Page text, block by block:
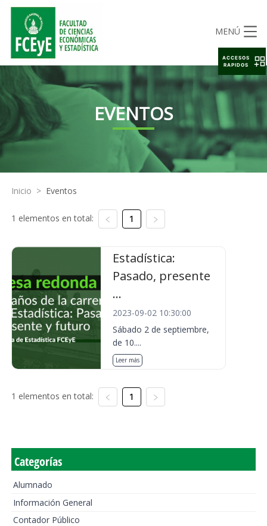
MENÚ
EVENTOS
Inicio > Eventos
1 elementos en total: 1
Estadística:
Pasado, presente
...
2023-09-02 10:30:00
Sábado 2 de septiembre,
de 10....
Leer más
1 elementos en total: 1
Categorías
Alumnado
Información General
Contador Público
ACCESOS
RAPIDOS